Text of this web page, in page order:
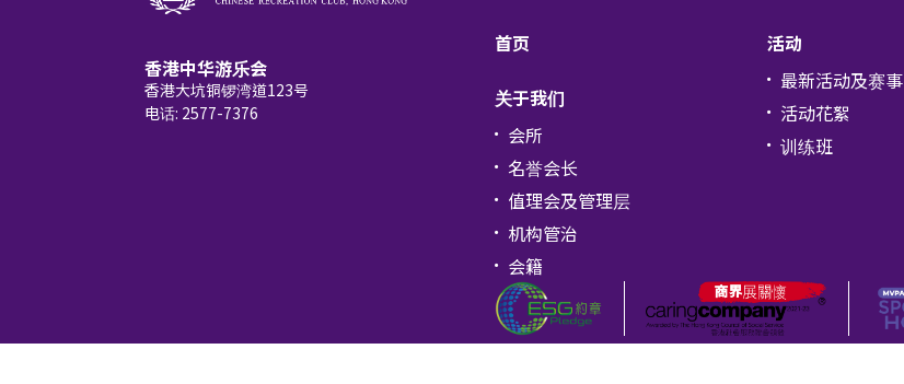
香港中华游乐会
香港大坑铜锣湾道123号
电话: 2577-7376
首页
关于我们
会所
名誉会长
值理会及管理层
机构管治
会籍
活动
最新活动及赛事
活动花絮
训练班